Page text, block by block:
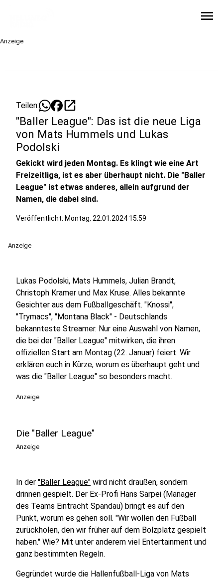
menu
Anzeige
Teilen: open_in_new
"Baller League": Das ist die neue Liga
von Mats Hummels und Lukas
Podolski
Gekickt wird jeden Montag. Es klingt wie eine Art
Freizeitliga, ist es aber überhaupt nicht. Die "Baller
League" ist etwas anderes, allein aufgrund der
Namen, die dabei sind.
Veröffentlicht: Montag, 22.01.2024 15:59
Anzeige
Lukas Podolski, Mats Hummels, Julian Brandt,
Christoph Kramer und Max Kruse. Alles bekannte
Gesichter aus dem Fußballgeschäft. "Knossi",
"Trymacs", "Montana Black" - Deutschlands
bekannteste Streamer. Nur eine Auswahl von Namen,
die bei der "Baller League" mitwirken, die ihren
offiziellen Start am Montag (22. Januar) feiert. Wir
erklären euch in Kürze, worum es überhaupt geht und
was die "Baller League" so besonders macht.
Anzeige
Die "Baller League"
Anzeige
In der "Baller League" wird nicht draußen, sondern
drinnen gespielt. Der Ex-Profi Hans Sarpei (Manager
des Teams Eintracht Spandau) bringt es auf den
Punkt, worum es gehen soll. "Wir wollen den Fußball
zurückholen, den wir früher auf dem Bolzplatz gespielt
haben." Wie? Mit unter anderem viel Entertainment und
ganz bestimmten Regeln.
Gegründet wurde die Hallenfußball-Liga von Mats